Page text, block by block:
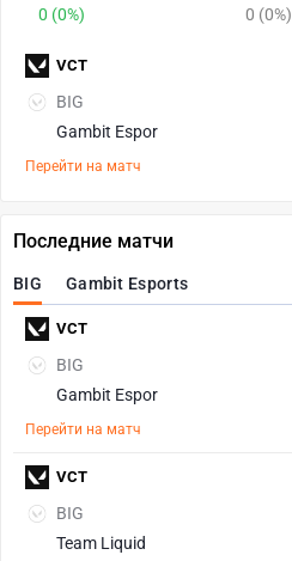
0 (0%) 0 (0%)
BIG
Gambit Espor
Перейти на матч
VCT
Последние матчи
BIG Gambit Esports
BIG
Gambit Espor
Перейти на матч
VCT
BIG
Team Liquid
VCT